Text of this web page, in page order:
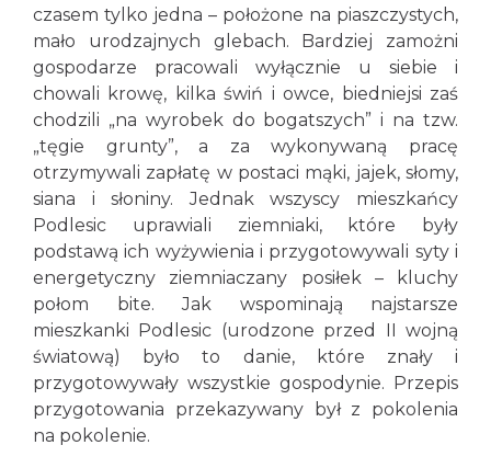
czasem tylko jedna – położone na piaszczystych,
mało urodzajnych glebach. Bardziej zamożni
gospodarze pracowali wyłącznie u siebie i
chowali krowę, kilka świń i owce, biedniejsi zaś
chodzili „na wyrobek do bogatszych” i na tzw.
„tęgie grunty”, a za wykonywaną pracę
otrzymywali zapłatę w postaci mąki, jajek, słomy,
siana i słoniny. Jednak wszyscy mieszkańcy
Podlesic uprawiali ziemniaki, które były
podstawą ich wyżywienia i przygotowywali syty i
energetyczny ziemniaczany posiłek – kluchy
połom bite. Jak wspominają najstarsze
mieszkanki Podlesic (urodzone przed II wojną
światową) było to danie, które znały i
przygotowywały wszystkie gospodynie. Przepis
przygotowania przekazywany był z pokolenia
na pokolenie.